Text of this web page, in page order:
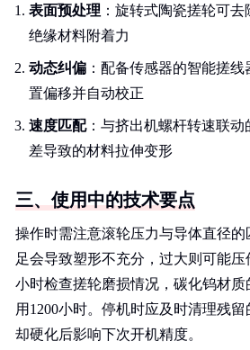
表面预处理 ：旋转式陶瓷搓轮可
绝缘材料附着力
动态纠偏 ：配备传感器的智能搓
置偏移并自动校正
速度匹配：与挤出机螺杆转速联动
差导致的材料拉伸变形
三、使用中的技术要点
操作时需注意滚轮压力与导体直径
足会导致塑形不充分，过大则可能
小时检查搓轮磨损情况，碳化钨材
用1200小时。停机时应及时清理残
却硬化后影响下次开机精度。